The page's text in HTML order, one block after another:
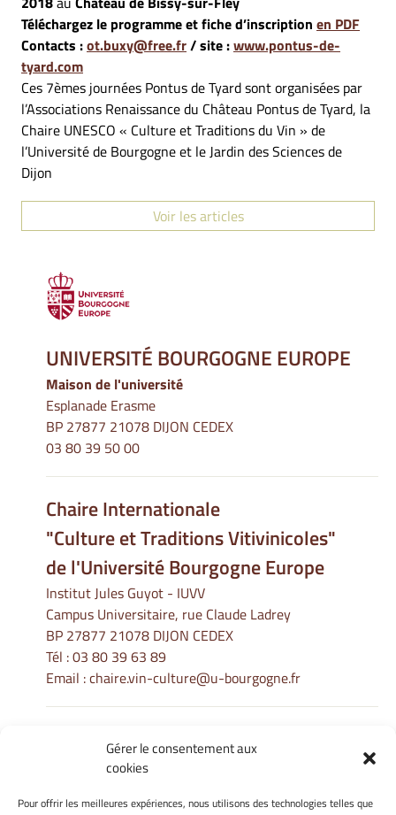
Gérer le consentement aux
cookies
Pour offrir les meilleures expériences, nous utilisons des technologies telles que
Téléchargez le programme et fiche d’inscription en PDF
Contacts :ot.buxy@free.fr/ site :www.pontus-de-
tyard.com
Ces 7èmes journées Pontus de Tyard sont organisées par
l’Associations Renaissance du Château Pontus de Tyard, la
Chaire UNESCO « Culture et Traditions du Vin » de
l’Université de Bourgogne et le Jardin des Sciences de
Dijon
Voir les articles
UNIVERSITÉ BOURGOGNE EUROPE
Maison de l'université
Esplanade Erasme
BP 27877 21078 DIJON CEDEX
03 80 39 50 00
Chaire Internationale
"Culture et Traditions Vitivinicoles"
de l'Université Bourgogne Europe
Institut Jules Guyot - IUVV
Campus Universitaire, rue Claude Ladrey
BP 27877 21078 DIJON CEDEX
Tél :03 80 39 63 89
Email :chaire.vin-culture@u-bourgogne.fr
Informations Légales
Gérer mes cookies